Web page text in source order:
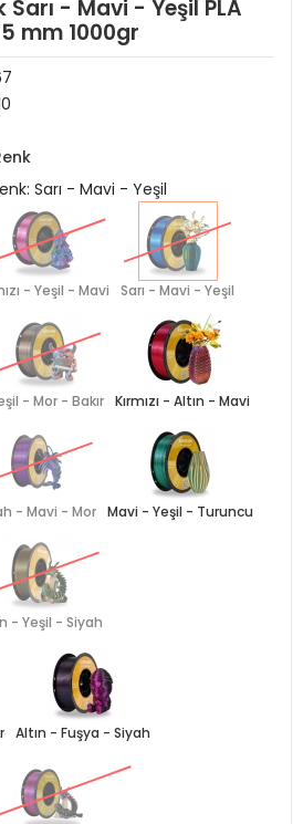
Sarı - Mavi - Yeşil PLA
mm 1000gr
Sarı - Mavi - Yeşil
- Yeşil - Mavi Sarı - Mavi - Yeşil
- Mor - Bakır Kırmızı - Altın - Mavi
- Mavi - Mor Mavi - Yeşil - Turuncu
- Yeşil - Siyah
Altın - Fuşya - Siyah